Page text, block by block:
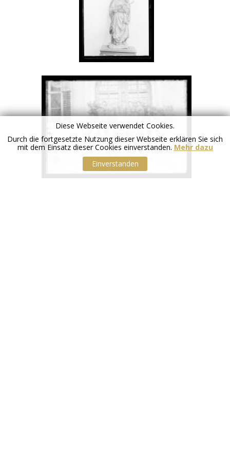
Diese Webseite verwendet Cookies.
Durch die fortgesetzte Nutzung dieser Webseite erklären Sie sich
mit dem Einsatz dieser Cookies einverstanden. Mehr dazu
Einverstanden